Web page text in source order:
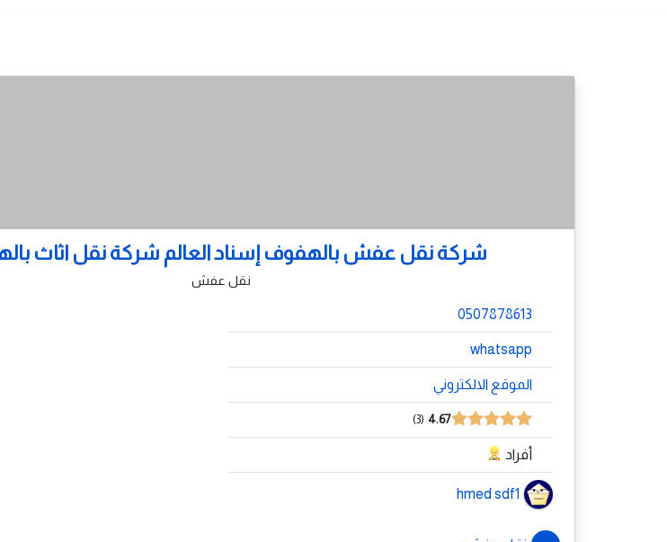
شركة نقل عفش بالهفوف إسناد العالم شركة نقل اثاث
نقل عفش
0507878613
whatsapp
الموقع الالكتروني
4.67
3
أفراد
hmed sdf1